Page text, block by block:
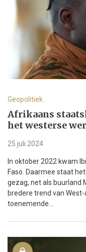
Geopolitiek
Afrikaans
het westerse
25 juli 2024
In oktober 2022 kwam
Faso. Daarmee staat
gezag, net als buurland
bredere trend van
toenemende...